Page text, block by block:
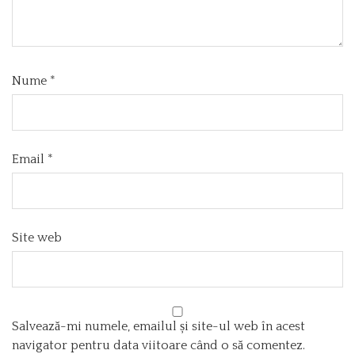
Nume *
Email *
Site web
Salvează-mi numele, emailul și site-ul web în acest
navigator pentru data viitoare când o să comentez.